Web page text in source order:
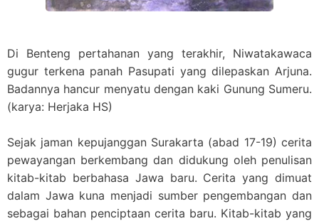
Di Benteng pertahanan yang terakhir, Niwatakawaca
gugur terkena panah Pasupati yang dilepaskan Arjuna.
Badannya hancur menyatu dengan kaki Gunung Sumeru.
(karya: Herjaka HS)
Sejak jaman kepujanggan Surakarta (abad 17-19) cerita
pewayangan berkembang dan didukung oleh penulisan
kitab-kitab berbahasa Jawa baru. Cerita yang dimuat
dalam Jawa kuna menjadi sumber pengembangan dan
sebagai bahan penciptaan cerita baru. Kitab-kitab yang